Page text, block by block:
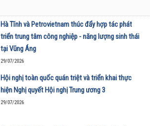
Hà Tĩnh và Petrovietnam thúc đẩy hợp tác phát
triển trung tâm công nghiệp - năng lượng sinh thái
tại Vũng Áng
29/07/2026
Hội nghị toàn quốc quán triệt và triển khai thực
hiện Nghị quyết Hội nghị Trung ương 3
29/07/2026